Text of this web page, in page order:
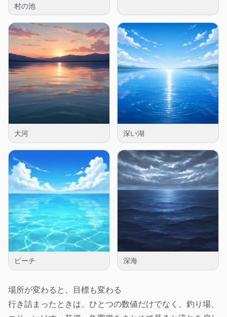
村の池
大河 深い湖
ビーチ 深海
場所が変わると、目標も変わる
行き詰まったときは、ひとつの数値だけでなく、釣り場、